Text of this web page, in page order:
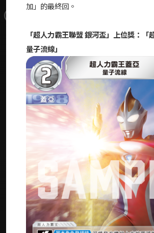
加」的最終回。
「超人力霸王聯盟 銀河盃」上位獎：「
量子流線」